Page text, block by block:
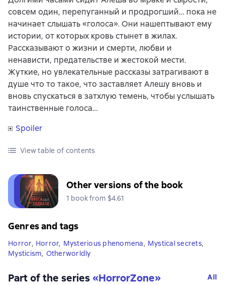
совсем один, перепуганный и продрогший… пока не
начинает слышать «голоса». Они нашептывают ему
истории, от которых кровь стынет в жилах.
Рассказывают о жизни и смерти, любви и
ненависти, предательстве и жестокой мести.
Жуткие, но увлекательные рассказы затрагивают в
душе что то такое, что заставляет Алешу вновь и
вновь спускаться в затхлую темень, чтобы услышать
таинственные голоса…
Spoiler
View table of contents
Other versions of the book
1 book from $4.61
Genres and tags
Horror, Horror, Mysterious phenomena, Mystical secrets,
Mysticism, Otherworldly
Part of the series«HorrorZone» All